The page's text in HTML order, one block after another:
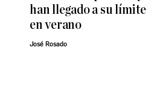
han llegado a su límite
en verano
José Rosado